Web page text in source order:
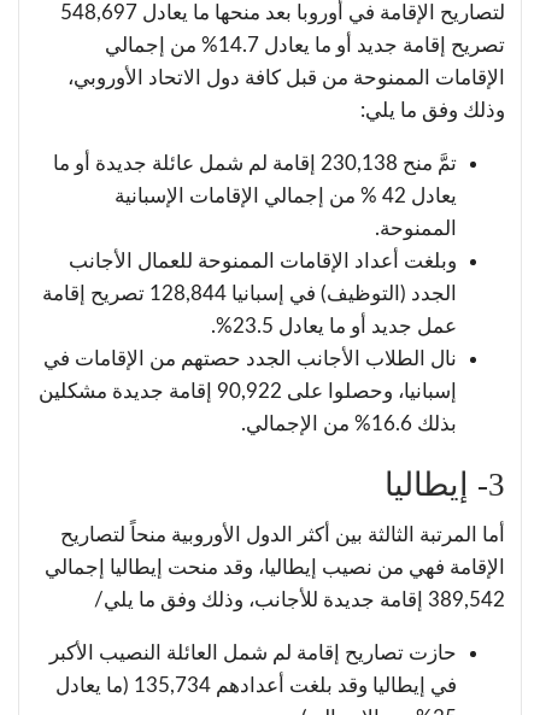
لتصاريح الإقامة في أوروبا بعد منحها ما يعادل 548,697
تصريح إقامة جديد أو ما يعادل 14.7% من إجمالي
الإقامات الممنوحة من قبل كافة دول الاتحاد الأوروبي،
وذلك وفق ما يلي:
تمَّ منح 230,138 إقامة لم شمل عائلة جديدة أو ما
يعادل 42 % من إجمالي الإقامات الإسبانية
الممنوحة.
وبلغت أعداد الإقامات الممنوحة للعمال الأجانب
الجدد (التوظيف) في إسبانيا 128,844 تصريح إقامة
عمل جديد أو ما يعادل 23.5%.
نال الطلاب الأجانب الجدد حصتهم من الإقامات في
إسبانيا، وحصلوا على 90,922 إقامة جديدة مشكلين
بذلك 16.6% من الإجمالي.
3- إيطاليا
أما المرتبة الثالثة بين أكثر الدول الأوروبية منحاً لتصاريح
الإقامة فهي من نصيب إيطاليا، وقد منحت إيطاليا إجمالي
389,542 إقامة جديدة للأجانب، وذلك وفق ما يلي/
حازت تصاريح إقامة لم شمل العائلة النصيب الأكبر
في إيطاليا وقد بلغت أعدادهم 135,734 (ما يعادل